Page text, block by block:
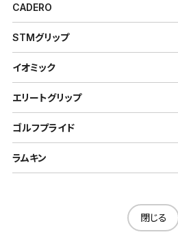
CADERO
STMグリップ
イオミック
エリートグリップ
ゴルフプライド
ラムキン
閉じる